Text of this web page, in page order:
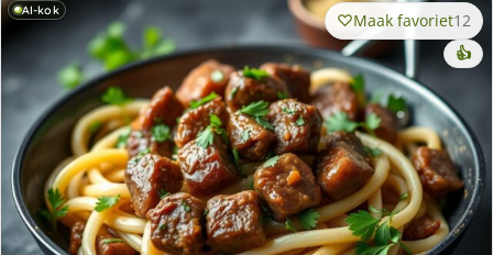
AI-kok Maak favoriet12
👍